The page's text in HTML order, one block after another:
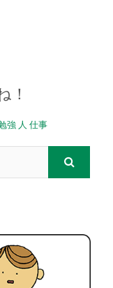
！
強 人 仕事